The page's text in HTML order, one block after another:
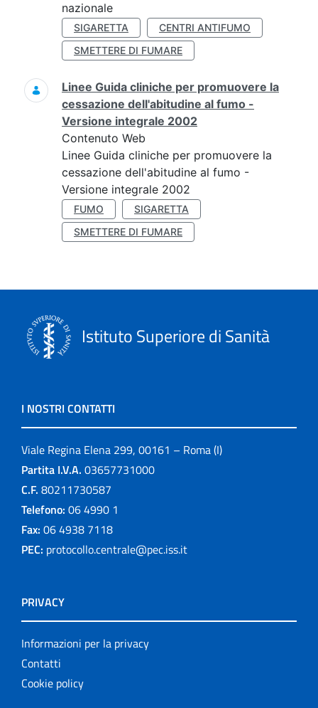
nazionale
SIGARETTA
CENTRI ANTIFUMO
SMETTERE DI FUMARE
Linee Guida cliniche per promuovere la
cessazione dell'abitudine al fumo -
Versione integrale 2002
Contenuto Web
Linee Guida cliniche per promuovere la
cessazione dell'abitudine al fumo -
Versione integrale 2002
FUMO
SIGARETTA
SMETTERE DI FUMARE
Istituto Superiore di Sanità
I NOSTRI CONTATTI
Viale Regina Elena 299, 00161 – Roma (I)
Partita I.V.A. 03657731000
C.F. 80211730587
Telefono: 06 4990 1
Fax: 06 4938 7118
PEC: protocollo.centrale@pec.iss.it
PRIVACY
Informazioni per la privacy
Contatti
Cookie policy